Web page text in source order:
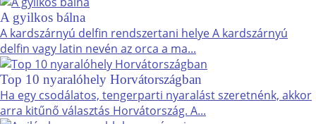
A gyilkos bálna
A kardszárnyú delfin rendszertani helye A kardszárnyú
delfin vagy latin nevén az orca a ma...
Top 10 nyaralóhely Horvátországban
Ha egy csodálatos, tengerparti nyaralást szeretnénk, akkor
arra kitűnő választás Horvátország. A...